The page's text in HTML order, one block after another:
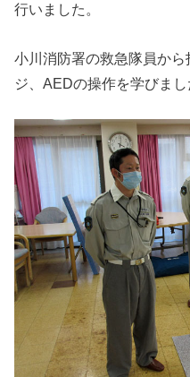
行いました。
小川消防署の救急隊員か
ジ、AEDの操作を学びまし